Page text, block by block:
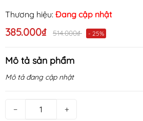
Thương hiệu: Đang cập nhật
385.000₫ 514.000₫ - 25%
Mô tả sản phẩm
Mô tả đang cập nhật
− +